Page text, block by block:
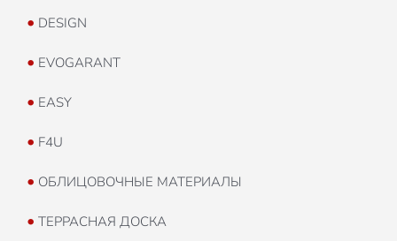
• DESIGN
• EVOGARANT
• EASY
• F4U
• ОБЛИЦОВОЧНЫЕ МАТЕРИАЛЫ
• ТЕРРАСНАЯ ДОСКА